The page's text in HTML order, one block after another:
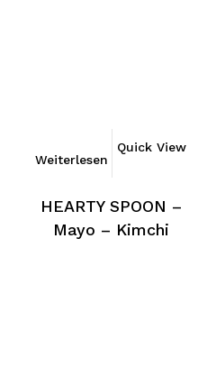
Weiterlesen
Quick View
HEARTY SPOON –
Mayo – Kimchi